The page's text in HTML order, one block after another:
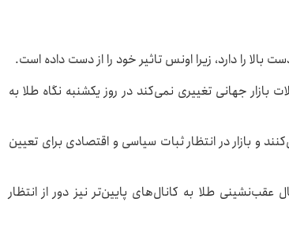
بالا را دارد، زیرا اونس تاثیر خود را از دست داده است.
بازار جهانی تغییری نمی‌کند در روز یکشنبه نگاه طلا به
و بازار در انتظار ثبات سیاسی و اقتصادی برای تعیین
عقب‌نشینی طلا به کانال‌های پایین‌تر نیز دور از انتظار